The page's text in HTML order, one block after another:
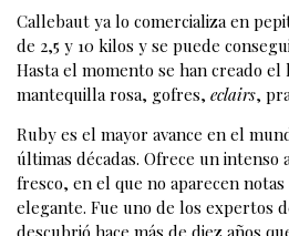
Callebaut ya lo comercializa en
de 2,5 y 10 kilos y se puede
Hasta el momento se han creado el
mantequilla rosa, gofres, eclairs,
Ruby es el mayor avance en el
últimas décadas. Ofrece un
fresco, en el que no aparecen
elegante. Fue uno de los expertos